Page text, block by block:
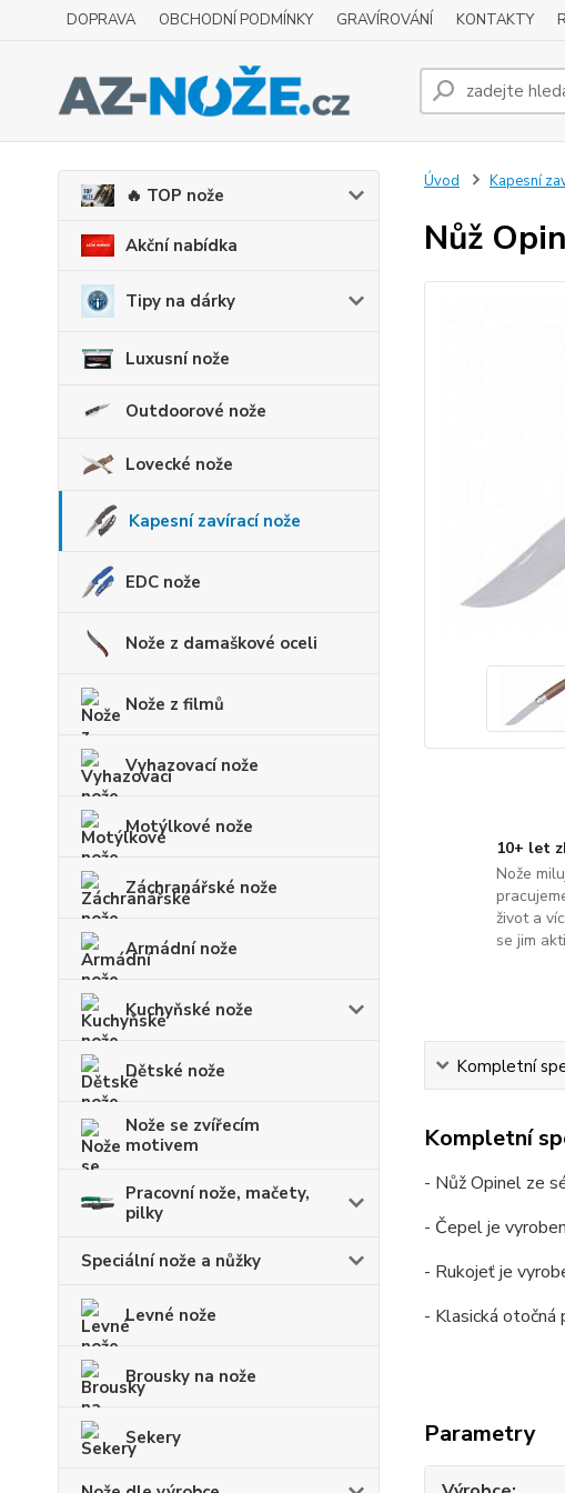
DOPRAVA OBCHODNÍ PODMÍNKY GRAVÍROVÁNÍ KONTAKTY
🔥 TOP nože
Akční nabídka
Tipy na dárky
Luxusní nože
Outdoorové nože
Lovecké nože
Kapesní zavírací nože
EDC nože
Nože z damaškové oceli
Nože z filmů
Vyhazovací nože
Motýlkové nože
Záchranářské nože
Armádní nože
Kuchyňské nože
Dětské nože
Nože se zvířecím
motivem
Pracovní nože, mačety,
pilky
Speciální nože a nůžky
Levné nože
Brousky na nože
Sekery
Úvod Kapesní
Nůž
10+ let
Nože
život a
se jim
Kompletní
Kompletní
- Nůž Opinel ze
- Čepel je
- Rukojeť je
- Klasická
Parametry